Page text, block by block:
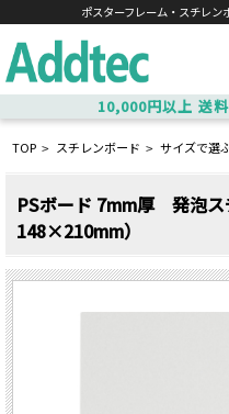
ポスターフレーム・スチレン
10,000円以上 送
TOP > スチレンボード > サイズで選
PSボード 7mm厚 発泡ス
148×210mm）